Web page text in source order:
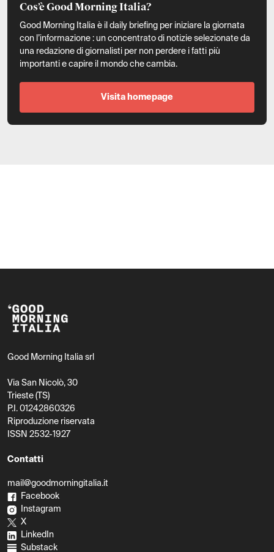
Cos’è Good Morning Italia?
Good Morning Italia è il daily briefing per iniziare la giornata
con l’informazione : un concentrato di notizie selezionate da
una redazione di giornalisti per non perdere i fatti più
importanti e capire il mondo che cambia.
Visita homepage
Good Morning Italia srl
Via San Nicolò, 30
Trieste (TS)
P.I. 01242860326
Riproduzione riservata
ISSN 2532-1927
Contatti
mail@goodmorningitalia.it
Facebook
Instagram
X
LinkedIn
Substack